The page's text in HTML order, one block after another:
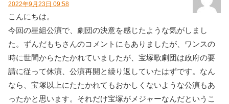
2022年9月23日 09:58
こんにちは。
今回の星組公演で、劇団の決意を感じたような気がしまし
た。ずんだもちさんのコメントにもありましたが、ワンスの
時に世間からたたかれていましたが、宝塚歌劇団は政府の要
請に従って休演、公演再開と繰り返していたはずです。なん
なら、宝塚以上にたたかれてもおかしくないような公演もあ
ったかと思います。それだけ宝塚がメジャーなんだというこ